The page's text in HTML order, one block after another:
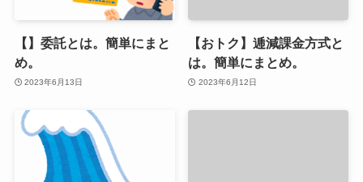
【】委託とは。簡単にまと
め。
2023年6月13日
【おトク】逓減課金方式と
は。簡単にまとめ。
2023年6月12日